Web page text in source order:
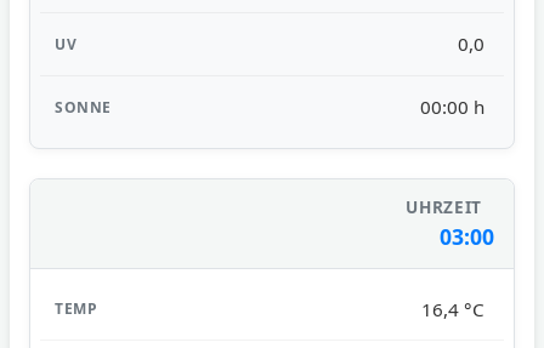
0,0
00:00 h
03:00
16,4 °C